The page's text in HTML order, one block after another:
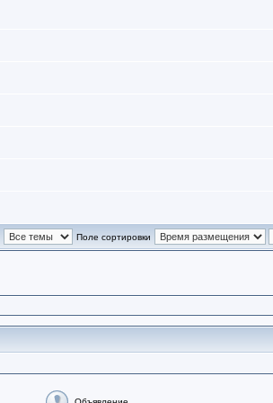
Поле сортировки